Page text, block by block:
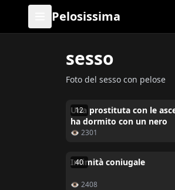
Pelosissima
sesso
Foto del sesso con pelose
12
Una prostituta con le
ha dormito con un nero
👁 2301
40
Intimità coniugale
👁 2408